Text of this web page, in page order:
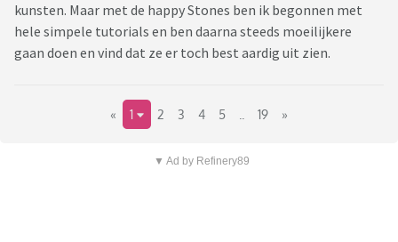
kunsten. Maar met de happy Stones ben ik begonnen met
hele simpele tutorials en ben daarna steeds moeilijkere
gaan doen en vind dat ze er toch best aardig uit zien.
« 1 2 3 4 5 19 »
▼ Ad by Refinery89